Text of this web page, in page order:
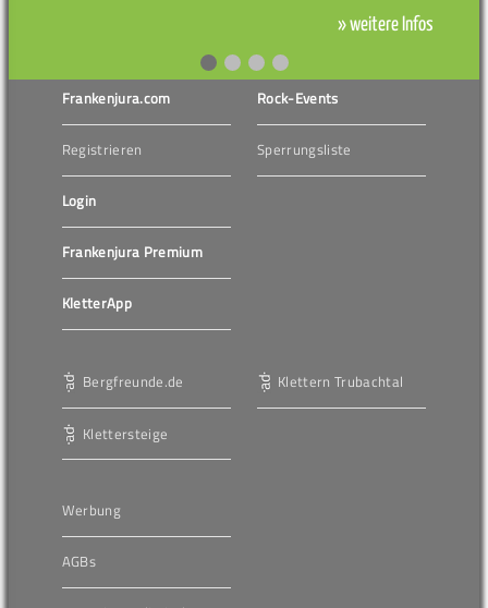
» weitere Infos
Frankenjura.com
Registrieren
Login
Frankenjura Premium
KletterApp
Rock-Events
Sperrungsliste
Bergfreunde.de
Klettersteige
Klettern Trubachtal
Werbung
AGBs